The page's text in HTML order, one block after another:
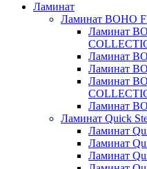
Ламинат
Ламинат BOHO
Ламинат
Ламинат
Ламинат
Ламинат
Ламинат
Ламинат Quick
Ламинат
Ламинат
Ламинат